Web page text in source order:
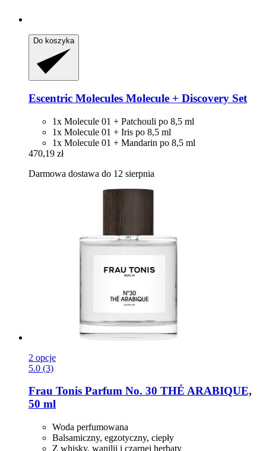
Do koszyka
Escentric Molecules Molecule + Discovery Set
1x Molecule 01 + Patchouli po 8,5 ml
1x Molecule 01 + Iris po 8,5 ml
1x Molecule 01 + Mandarin po 8,5 ml
470,19 zł
Darmowa dostawa do 12 sierpnia
2 opcje
5.0 (3)
Frau Tonis Parfum No. 30 THÉ ARABIQUE,
50 ml
Woda perfumowana
Balsamiczny, egzotyczny, ciepły
Z whisky, wanilii i czarnej herbaty